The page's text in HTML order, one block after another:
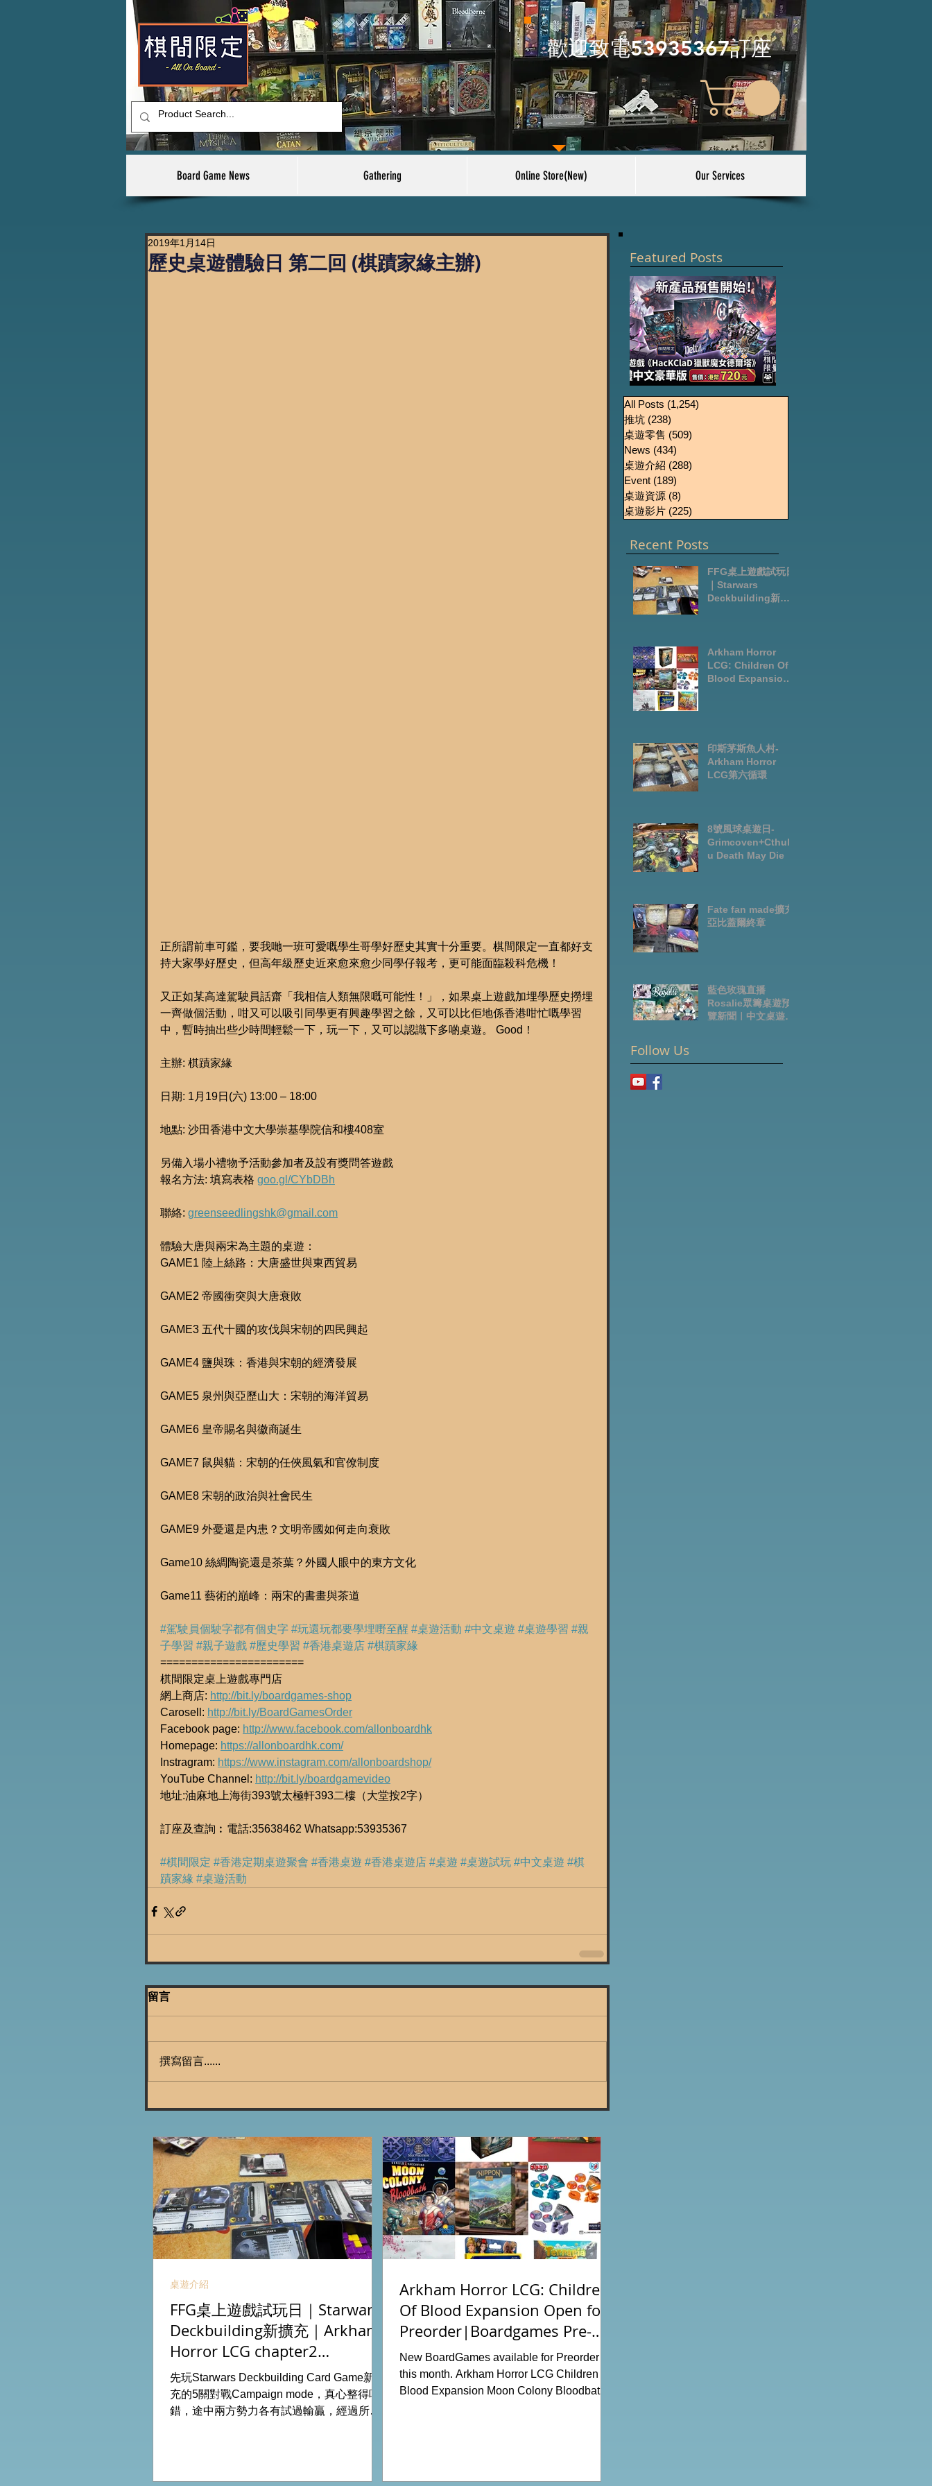
​歡迎致電53935367訂座
Board Game News Gathering Online Store(New) Our Services
歷史桌遊體驗日 第二回 (棋蹟家緣主辦)
2019年1月14日
正所謂前車可鑑，要我哋一班可愛嘅學生哥學好歷史其實十分重要。棋間限定一直都好支
持大家學好歷史，但高年級歷史近來愈來愈少同學仔報考，更可能面臨殺科危機！
又正如某高達駕駛員話齋「我相信人類無限嘅可能性！」，如果桌上遊戲加埋學歷史撈埋
一齊做個活動，咁又可以吸引同學更有興趣學習之餘，又可以比佢地係香港咁忙嘅學習
中，暫時抽出些少時間輕鬆一下，玩一下，又可以認識下多啲桌遊。 Good！
主辦: 棋蹟家緣
日期: 1月19日(六) 13:00 – 18:00
地點: 沙田香港中文大學崇基學院信和樓408室
另備入場小禮物予活動參加者及設有獎問答遊戲
報名方法: 填寫表格 goo.gl/CYbDBh
聯絡: greenseedlingshk@gmail.com
體驗大唐與兩宋為主題的桌遊：
GAME1 陸上絲路：大唐盛世與東西貿易
GAME2 帝國衝突與大唐衰敗
GAME3 五代十國的攻伐與宋朝的四民興起
GAME4 鹽與珠：香港與宋朝的經濟發展
GAME5 泉州與亞歷山大：宋朝的海洋貿易
GAME6 皇帝賜名與徽商誕生
GAME7 鼠與貓：宋朝的任俠風氣和官僚制度
GAME8 宋朝的政治與社會民生
GAME9 外憂還是内患？文明帝國如何走向衰敗
Game10 絲綢陶瓷還是茶葉？外國人眼中的東方文化
Game11 藝術的巔峰：兩宋的書畫與茶道
#駕駛員個駛字都有個史字 #玩還玩都要學埋嘢至醒 #桌遊活動 #中文桌遊 #桌遊學習 #親
子學習 #親子遊戲 #歷史學習 #香港桌遊店 #棋蹟家緣
=======================
棋間限定桌上遊戲專門店
網上商店: http://bit.ly/boardgames-shop
Carosell: http://bit.ly/BoardGamesOrder
Facebook page: http://www.facebook.com/allonboardhk
Homepage: https://allonboardhk.com/
Instragram: https://www.instagram.com/allonboardshop/
YouTube Channel: http://bit.ly/boardgamevideo
地址:油麻地上海街393號太極軒393二樓（大堂按2字）
訂座及查詢︰電話:35638462 Whatsapp:53935367
#棋間限定 #香港定期桌遊聚會 #香港桌遊 #香港桌遊店 #桌遊 #桌遊試玩 #中文桌遊 #棋
蹟家緣 #桌遊活動
留言
撰寫留言......
Featured Posts
《HacKClaD獵獸魔女
德爾塔》繁體中文豪
華版開放預售
All Posts (1,254)
推坑 (238)
桌遊零售 (509)
News (434)
桌遊介紹 (288)
Event (189)
桌遊資源 (8)
桌遊影片 (225)
Recent Posts
FFG桌上遊戲試玩日
｜Starwars
Deckbuilding新擴
deck
Arkham Horror
LCG: Children Of
Blood Expansion
印斯茅斯魚人村-
Arkham Horror
LCG第六循環
8號風球桌遊日-
Grimcoven+Cthulh
u Death May Die
Fate fan made擴充-
亞比蓋爾終章
藍色玫瑰直播
Rosalie眾籌桌遊預
覽新聞｜中文桌遊節
Follow Us
FFG桌上遊戲試玩日｜Starwars
Deckbuilding新擴充｜Arkham
Horror LCG chapter2
INVESTIGATOR deck
先玩Starwars Deckbuilding Card Game新擴
充的5關對戰Campaign mode，真心整得唔
錯，途中兩方勢力各有試過輸贏，經過所有
桌遊介紹
Arkham Horror LCG: Children
Of Blood Expansion Open for
Preorder|Boardgames Pre-
Order News July2026
New BoardGames available for Preorder for
this month. Arkham Horror LCG Children Of
Blood Expansion Moon Colony Bloodbath